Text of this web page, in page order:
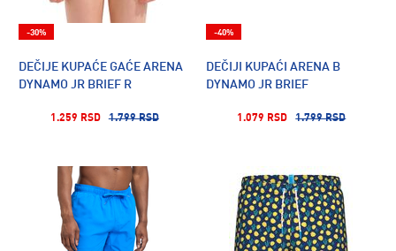
DEČIJE KUPAĆE GAĆE ARENA
DYNAMO JR BRIEF R
1.259 RSD 1.799 RSD
-30%
DEČIJI KUPAĆI ARENA B
DYNAMO JR BRIEF
1.079 RSD 1.799 RSD
-40%